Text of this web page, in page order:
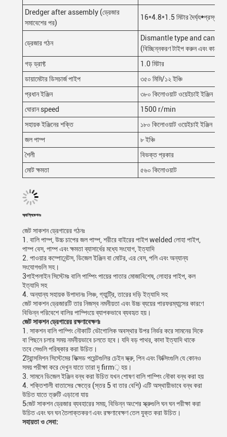
Dredger after assembly (ড্রেজার
সমাবেশের পর)
16*4.8*1.5 মিটার দৈর্ঘ্য*প্রস্থ*
ড্রেজার গঠন
Dismantle type and can
(বিচ্ছিন্নকরণ টাইপ করুন এবং কাজের
গড় ড্রাফ্ট
1.0 মিটার
ডায়ামেটার ডিসচার্জ পাইপ
৩৫০ মিমি/১২ ইঞ্চি
প্রধান ইঞ্জিন
৩৮০ কিলোওয়াট ওয়েইচাই ইঞ্জিন
ঘোরান speed
1500 r/min
সহায়ক ইঞ্জিনের শক্তি
১৮০ কিলোওয়াট ওয়েইচাই ইঞ্জিন
জল পাম্প
৮ ইঞ্চি
শৈলী
বিভক্ত প্রকার
মোট ক্ষমতা
৫৬০ কিলোওয়াট
অ্যাপ্লিকেশনঃ
জেট সাকশন ড্রেগারের গঠনঃ
1. বালি পাম্প, উচ্চ চাপের জল পাম্প, শরীরে বাইরের পাইপ welded লোহা পাইপ,
পাম্প বেস, পাম্প এবং ক্ষমতা ব্যাসার্ধের মধ্যে সংযোগ, ইত্যাদি
2. পাওয়ার কম্পোনেন্টস, ডিজেল ইঞ্জিন বা মোটর, এর বেস, পলি এবং অন্যান্য
সংযোগগুলি সহ।
3পাইপলাইন সিস্টেমঃ বালি পাম্পিং পায়ের পাতার মোজাবিশেষ, লোহার পাইপ, কল
ইত্যাদি সহ
4. অন্যান্য সহায়ক উপাদানঃ লিঞ্চ, গ্যান্ট্রি, তারের দড়ি ইত্যাদি সহ
জেট সাকশন ড্রেজারটি তার নিজস্ব নমনীয়তা এবং উচ্চ ব্যয়ের পারফরম্যান্সের কারণে
বিভিন্ন পরিবেশে বালির পাম্পিংয়ে ব্যাপকভাবে ব্যবহৃত হয়।
জেট সাকশন ড্রেগারের রক্ষণাবেক্ষণঃ
1. সাকশন বালি পাম্পিং নৌকাটি ভৌগোলিক অবস্থার উপর নির্ভর করে সামনের দিকে
বা পিছনে চলার সময় নমনীয়ভাবে চলতে হবে। যদি বড় পাথর, কাদা ইত্যাদি থাকে
তবে সেগুলি পরিষ্কার করা উচিত।
2ট্রান্সমিশন সিস্টেমের ফিক্সড পয়েন্টগুলির চেইন স্ক্রু, পিন এবং ফিক্সিংগুলি যে কোনও
সময় পরীক্ষা করে দেখুন যাতে তারা দৃ firm় হয়।
3. সামনে ডিজেল ইঞ্জিন বন্ধ করা উচিত যখন শোষণ বালি পাম্পিং নৌকা বন্ধ করা হয়
4. শক্তিশালী বাতাসের ক্ষেত্রে (স্তর 5 বা তার বেশি) এটি অস্থায়ীভাবে বন্ধ করা
উচিত যাতে ত্রুটি এড়ানো যায়
5জেট সাকশন ড্রেজার ব্যবহারের সময়, বিভিন্ন অংশের স্ক্রুগুলি ঘন ঘন পরীক্ষা করা
উচিত এবং ঘন ঘন তৈলাক্তকরণ এবং রক্ষণাবেক্ষণ তেল যুক্ত করা উচিত।
সহায়তা ও সেবা: